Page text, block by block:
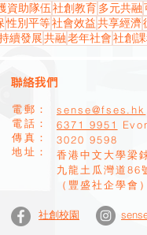
資助隊伍社創教育多元共融
性別平等社會效益共享經濟
續發展共融老年社會社創
聯絡我們
電郵：
​電話：
​傳真：
地址：
sense@fses.hk
6371 9951
​3020 9598
香港中文大學梁
九龍土瓜灣道86
（豐盛社企學會）
社創校園